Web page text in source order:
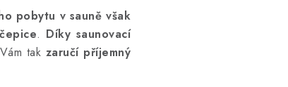
pobytu v sauně však
. Díky saunovací
tak zaručí příjemný